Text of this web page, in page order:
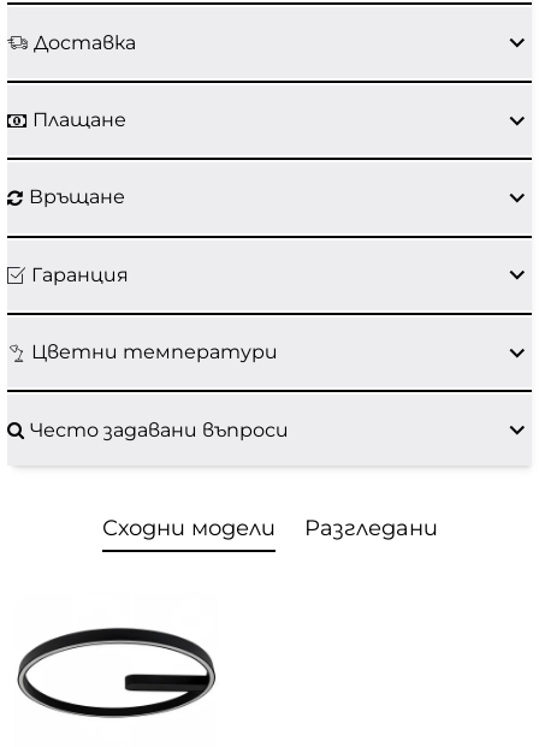
Доставка
Плащане
Връщане
Гаранция
Цветни температури
Често задавани въпроси
Сходни модели Разгледани